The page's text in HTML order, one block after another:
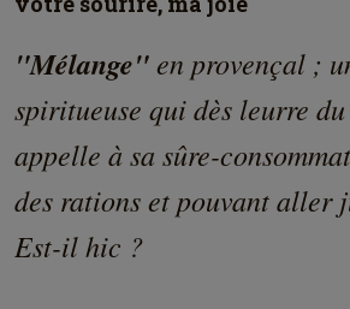
"Mélange"en provençal ;
spiritueuse qui dès leurre
appelle à sa sûre-
des rations et pouvant aller
Est-il hic ?